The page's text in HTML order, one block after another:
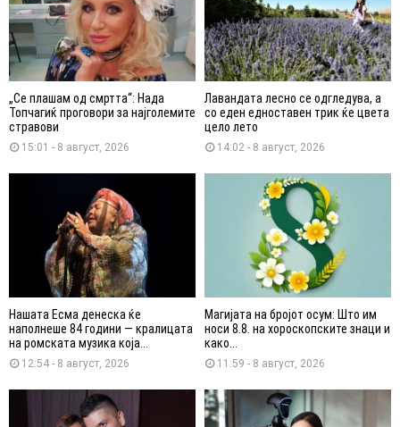
„Се плашам од смртта“: Нада
Топчагиќ проговори за најголемите
стравови
15:01 - 8 август, 2026
Лавандата лесно се одгледува, а
со еден едноставен трик ќе цвета
цело лето
14:02 - 8 август, 2026
Нашата Есма денеска ќе
наполнеше 84 години — кралицата
на ромската музика која...
12:54 - 8 август, 2026
Магијата на бројот осум: Што им
носи 8.8. на хороскопските знаци и
како...
11:59 - 8 август, 2026